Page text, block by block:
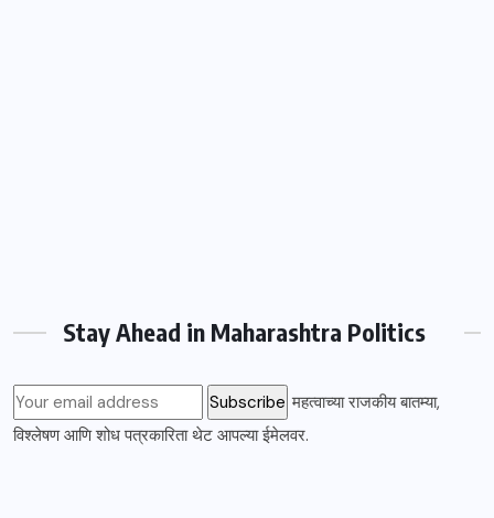
Stay Ahead in Maharashtra Politics
महत्वाच्या राजकीय बातम्या,
विश्लेषण आणि शोध पत्रकारिता थेट आपल्या ईमेलवर.